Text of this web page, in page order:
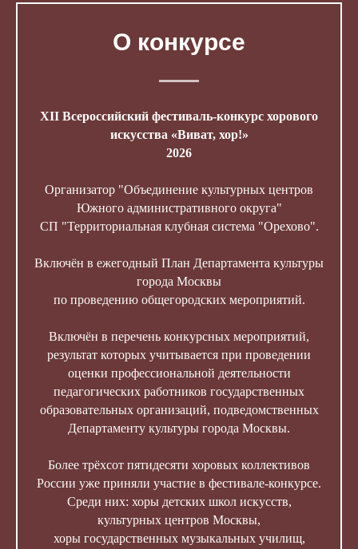
О конкурсе
XII Всероссийский фестиваль-конкурс хорового
искусства «Виват, хор!»
2026
Организатор "Объединение культурных центров
Южного административного округа"
СП "Территориальная клубная система "Орехово".
Включён в ежегодный План Департамента культуры
города Москвы
по проведению общегородских мероприятий.
Включён в перечень конкурсных мероприятий,
результат которых учитывается при проведении
оценки профессиональной деятельности
педагогических работников государственных
образовательных организаций, подведомственных
Департаменту культуры города Москвы.
Более трёхсот пятидесяти хоровых коллективов
России уже приняли участие в фестивале-конкурсе.
Среди них: хоры детских школ искусств,
культурных центров Москвы,
хоры государственных музыкальных училищ,